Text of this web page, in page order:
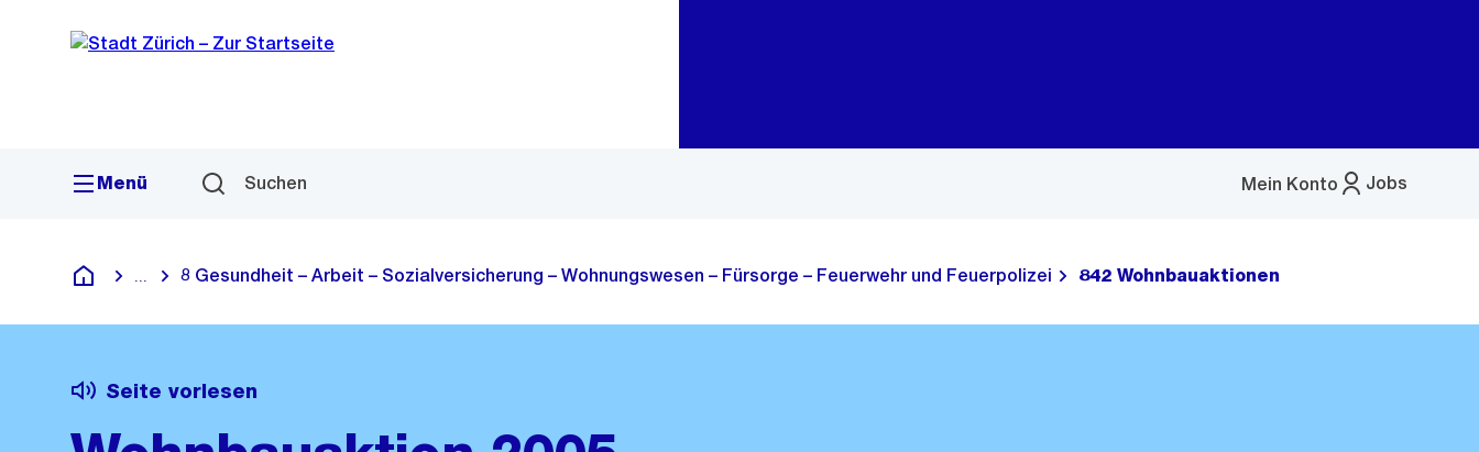
Navigation
Sprunglink
Menü Suchen Jobs
Mein Konto
Menü
Deutsch
Blende alle Breadcrumbs ein
8 Gesundheit – Arbeit – Sozialversicherung – Wohnungswesen – Fürsorge – Feuerwehr und Feuerpolizei 842 Wohnbauaktionen
Seite vorlesen